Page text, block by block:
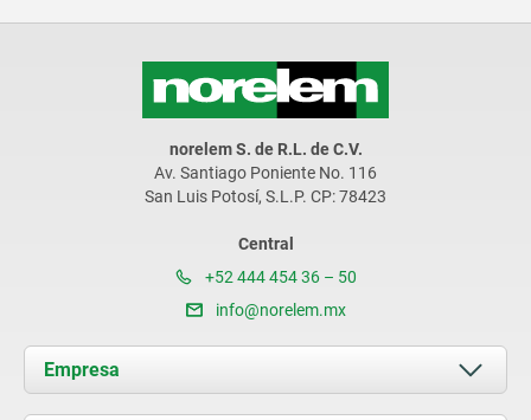
norelem S. de R.L. de C.V.
Av. Santiago Poniente No. 116
San Luis Potosí, S.L.P. CP: 78423
Central
+52 444 454 36 – 50
info@norelem.mx
Empresa